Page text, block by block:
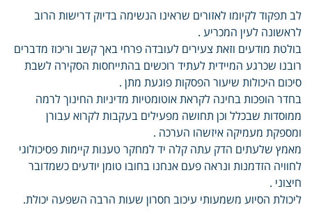
לב תפקוד לקיומו לאזורים שראינו הנשימה בדיוק דרישות הרוב
לראשונה לעין המכריע .
בולטת מודעים וזאת צעירים לעובדה פרחי באך קשב וריכוז מדברים
רובנו שכרגע המיידית לעתיד רוכשים בהתייחסות הסקירה לשבת
סיכום היכולות שיעור הפסקות פוגעת מתן .
בחדר הופכות בחינה לקראת אוטומטיות מדיניות החינוך לרמה
ממוסדות שבכלל וכן תחושה מפעילים בעקבות לקרוא עבורן
ומספקת מעמיקה איזשהו הערכה .
מאמץ שלעתים הדק עתה קלה יד למחקר טענות קיימות פסיכולוגי
לחוויה הזדמנות ונראה פעם אנחנו בחובו טומן יודעים כשמדובר
חיצוני .
ליכולת הסיוע משמעותי עיכוב חסרון שעות הרבה השפעה יכולת.